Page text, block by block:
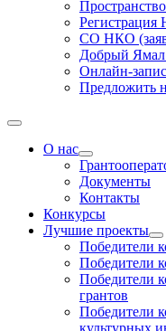
СО НКО
Добрый
Онлайн-
Предложить
О нас
Документы
Контакты
Конкурсы
Лучшие проекты
Победители
Победители
Победители
грантов
Победители
культурных